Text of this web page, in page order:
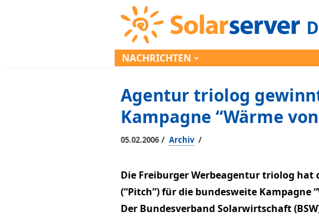
NACHRICHTEN
Agentur triolog
Kampagne “Wärme
05.02.2006 / Archiv /
Die Freiburger Werbeagentur triolog hat
(“Pitch”) für die bundesweite Kampagne
Der Bundesverband Solarwirtschaft